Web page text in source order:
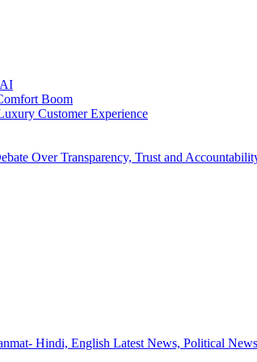
Boom
Customer Experience
Over Transparency, Trust and